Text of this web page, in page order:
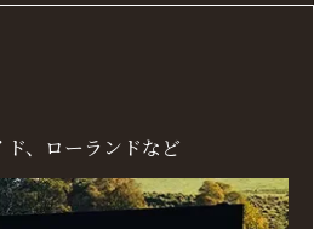
、ローランドなど